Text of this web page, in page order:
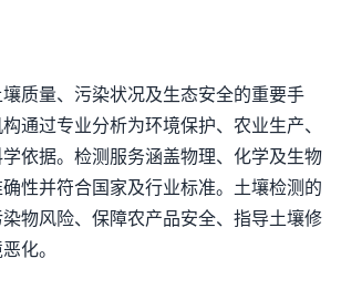
质量、污染状况及生态安全的重要手
通过专业分析为环境保护、农业生产、
依据。检测服务涵盖物理、化学及生物
性并符合国家及行业标准。土壤检测的
物风险、保障农产品安全、指导土壤修
化。